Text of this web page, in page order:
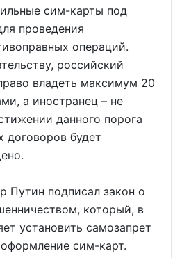
сим-карты под
проведения
операций.
российский
владеть максимум 20
а иностранец – не
данного порога
договоров будет
Путин подписал закон о
который, в
установить самозапрет
сим-карт.